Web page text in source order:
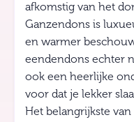
afkomstig van het
Ganzendons is
en warmer
eendendons echter
ook een heerlijke
voor dat je lekker
Het belangrijkste